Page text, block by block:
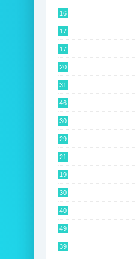
16
17
17
20
31
46
30
29
21
19
30
40
49
39